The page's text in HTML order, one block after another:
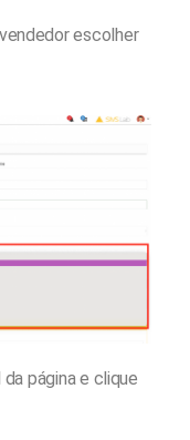
escolher
página e clique